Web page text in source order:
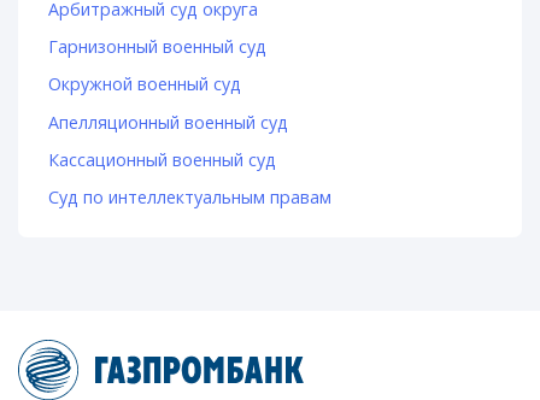
Арбитражный суд округа
Гарнизонный военный суд
Окружной военный суд
Апелляционный военный суд
Кассационный военный суд
Суд по интеллектуальным правам